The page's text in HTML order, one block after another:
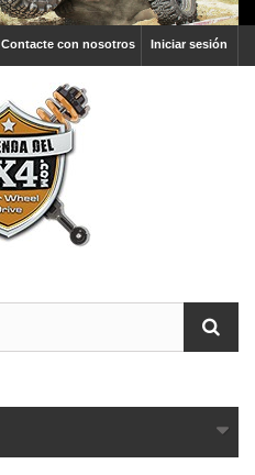
Iniciar sesión
Contacte con nosotros